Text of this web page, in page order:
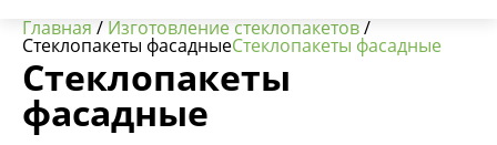
О нас
Главная / Изготовление стеклопакетов/
Стеклопакеты фасадныеСтеклопакеты фасадные
Стеклопакеты
фасадные